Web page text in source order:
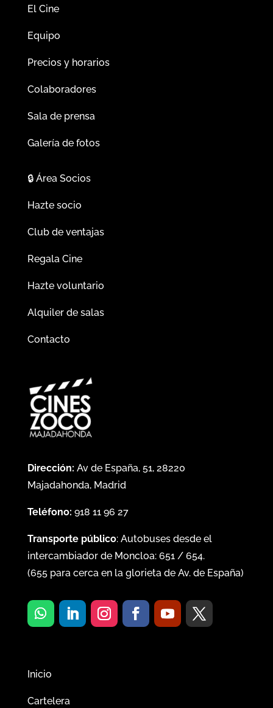
El Cine
Equipo
Precios y horarios
Colaboradores
Sala de prensa
Galería de fotos
🔒Área Socios
Hazte socio
Club de ventajas
Regala Cine
Hazte voluntario
Alquiler de salas
Contacto
Dirección: Av de España, 51, 28220
Majadahonda, Madrid
Teléfono: 918 11 96 27
Transporte público: Autobuses desde el
intercambiador de Moncloa: 651/ 654.
(655para cerca en la glorieta de Av. de España)
Inicio
Cartelera